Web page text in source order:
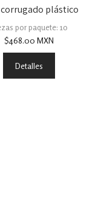
corrugado plástico
por paquete: 10
$468.00 MXN
Detalles